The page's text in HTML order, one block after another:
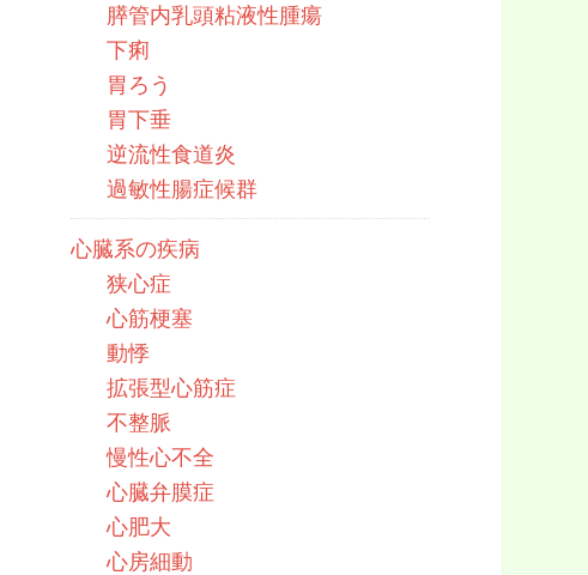
膵管内乳頭粘液性腫瘍
下痢
胃ろう
胃下垂
逆流性食道炎
過敏性腸症候群
心臓系の疾病
狭心症
心筋梗塞
動悸
拡張型心筋症
不整脈
慢性心不全
心臓弁膜症
心肥大
心房細動